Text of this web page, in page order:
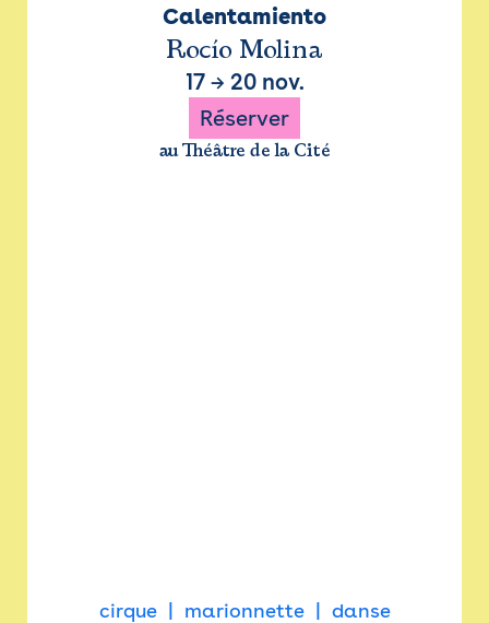
Calentamiento
Rocío Molina
17→ 20 nov.
Réserver
au Théâtre de la Cité
cirque marionnette danse